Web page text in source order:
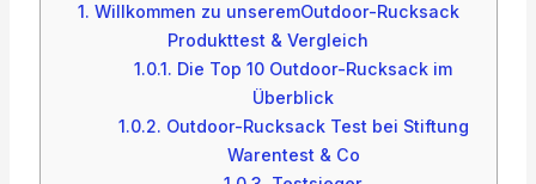
1. Willkommen zu unseremOutdoor-Rucksack
Produkttest & Vergleich
1.0.1. Die Top 10 Outdoor-Rucksack im
Überblick
1.0.2. Outdoor-Rucksack Test bei Stiftung
Warentest & Co